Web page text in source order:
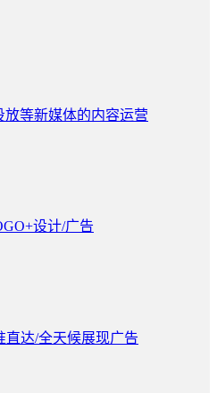
放等新媒体的内容运营
设计/广告
直达/全天候展现广告